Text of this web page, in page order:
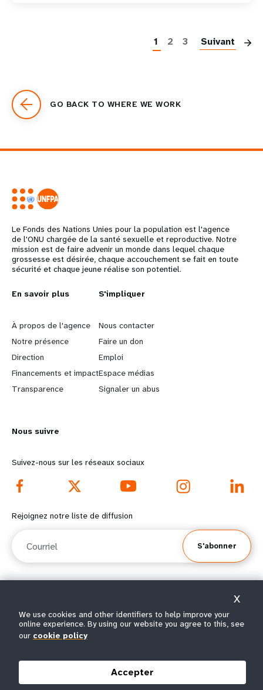
1 2 3 Suivant
GO BACK TO WHERE WE WORK
Le Fonds des Nations Unies pour la population est l'agence
de l'ONU chargée de la santé sexuelle et reproductive. Notre
mission est de faire advenir un monde dans lequel chaque
grossesse est désirée, chaque accouchement se fait en toute
sécurité et chaque jeune réalise son potentiel.
L
e
a
r
n
o
r
e
f
o
t
e
e
En savoir plus
À propos de l'agence
Notre présence
Direction
Financements et impact
Transparence
G
o
b
e
y
d
o
t
e
r
m
S'impliquer
Nous contacter
Faire un don
Emploi
Espace médias
Signaler un abus
Nous suivre
Suivez-nous sur les réseaux sociaux
Rejoignez notre liste de diffusion
S'abonner
Conditions
d'utilisation
Avis de confidentialité de
l’UNFPA
|
Plan du
site
We use cookies and other identifiers to help improve your
online experience. By using our website you agree to this, see
our cookie policy
Accepter
X